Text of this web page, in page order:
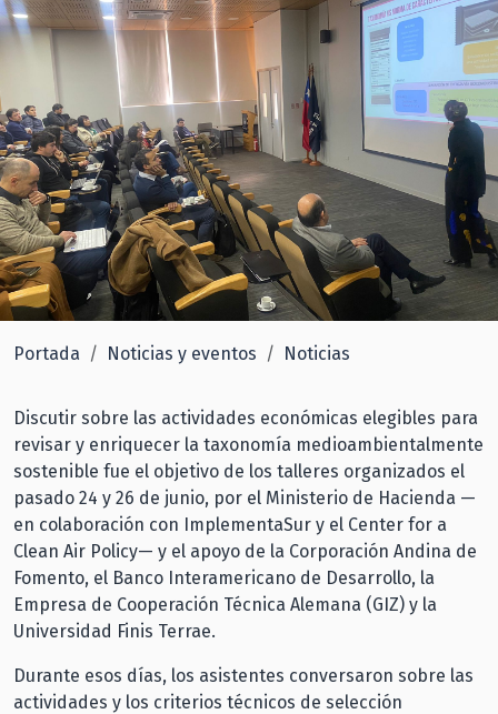
Portada Noticias y eventos Noticias
Discutir sobre las actividades económicas elegibles para
revisar y enriquecer la taxonomía medioambientalmente
sostenible fue el objetivo de los talleres organizados el
pasado 24 y 26 de junio, por el Ministerio de Hacienda —
en colaboración con ImplementaSur y el Center for a
Clean Air Policy— y el apoyo de la Corporación Andina de
Fomento, el Banco Interamericano de Desarrollo, la
Empresa de Cooperación Técnica Alemana (GIZ) y la
Universidad Finis Terrae.
Durante esos días, los asistentes conversaron sobre las
actividades y los criterios técnicos de selección